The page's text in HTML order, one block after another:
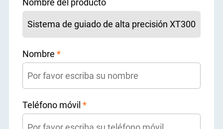
Nombre del producto
Nombre *
Teléfono móvil *